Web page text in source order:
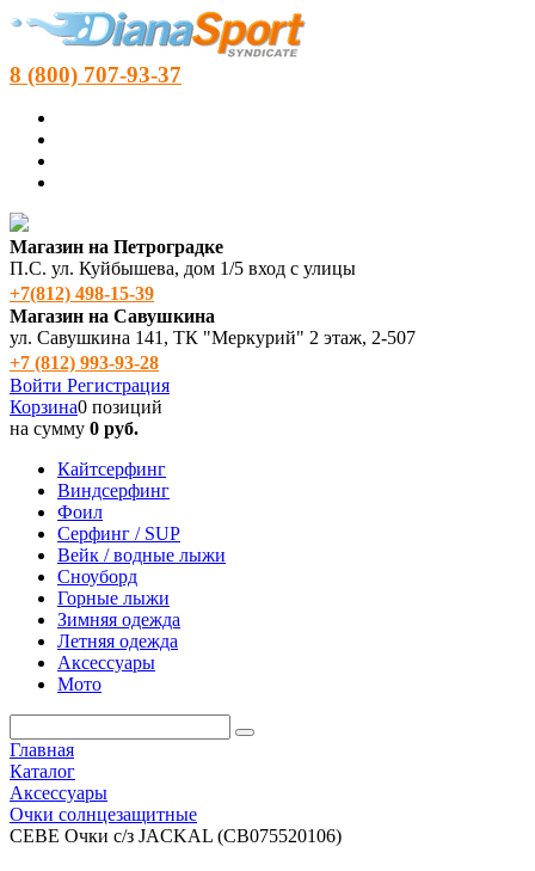
8 (800) 707-93-37
Магазин на Петроградке
П.С. ул. Куйбышева, дом 1/5 вход с улицы
+7(812) 498‑15-39
Магазин на Савушкина
ул. Савушкина 141, ТК "Меркурий" 2 этаж, 2-507
+7 (812) 993-93-28
Войти Регистрация
Корзина0 позиций
на сумму 0 руб.
Кайтсерфинг
Виндсерфинг
Фоил
Серфинг / SUP
Вейк / водные лыжи
Сноуборд
Горные лыжи
Зимняя одежда
Летняя одежда
Аксессуары
Мото
Главная
Каталог
Аксессуары
Очки солнцезащитные
CEBE Очки с/з JACKAL (CB075520106)